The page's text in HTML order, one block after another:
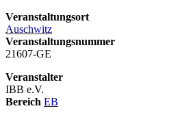
Veranstaltungsort
Auschwitz
Veranstaltungsnummer
21607-GE
Veranstalter
IBB e.V.
Bereich EB